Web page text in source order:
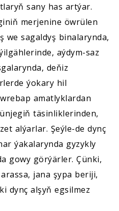
sany has artýar.
merjenine öwrülen
we sagaldyş binalarynda,
aýdym-saz
deňiz
ýokary hil
amatlyklardan
täsinliklerinden,
alýarlar. Şeýle-de dynç
ýakalarynda gyzykly
gowy görýärler. Çünki,
jana şypa beriji,
dynç alşyň egsilmez